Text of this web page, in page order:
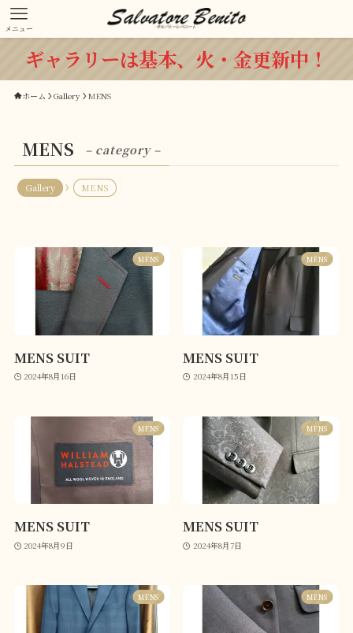
メニュー
ギャラリーは基本、火・金更新中！
ホーム Gallery MENS
MENS – category –
Gallery MENS
MENS
MENS SUIT
2024年8月16日
MENS
MENS SUIT
2024年8月15日
MENS
MENS SUIT
2024年8月9日
MENS
MENS SUIT
2024年8月7日
MENS MENS